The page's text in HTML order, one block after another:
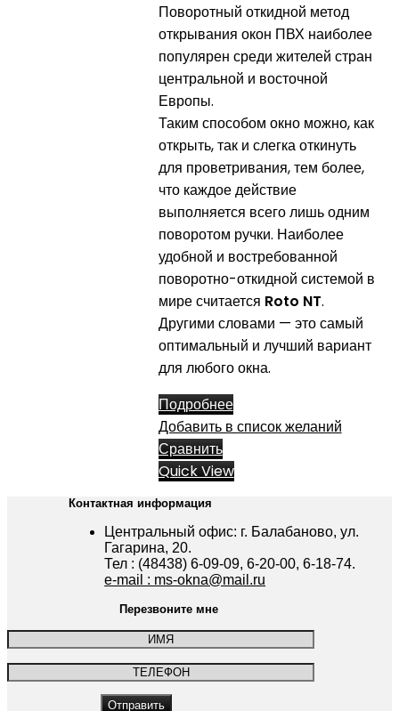
Поворотный откидной метод
открывания окон ПВХ наиболее
популярен среди жителей стран
центральной и восточной
Европы.
Таким способом окно можно, как
открыть, так и слегка откинуть
для проветривания, тем более,
что каждое действие
выполняется всего лишь одним
поворотом ручки. Наиболее
удобной и востребованной
поворотно-откидной системой в
мире считается Roto NT.
Другими словами — это самый
оптимальный и лучший вариант
для любого окна.
Подробнее
Добавить в список желаний
Сравнить
Quick View
Контактная информация
Центральный офис: г. Балабаново, ул.
Гагарина, 20.
Тел : (48438) 6-09-09, 6-20-00, 6-18-74.
e-mail : ms-okna@mail.ru
Перезвоните мне